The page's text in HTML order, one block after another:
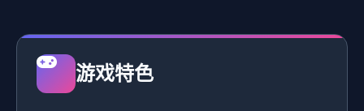
游戏特色